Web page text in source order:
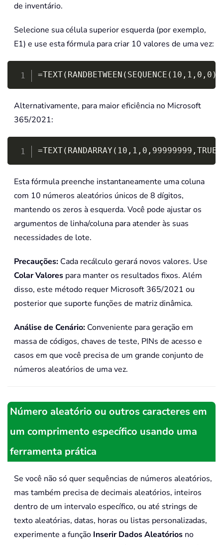
de inventário.
Selecione sua célula superior esquerda (por exemplo,
E1) e use esta fórmula para criar 10 valores de uma vez:
Copy
Alternativamente, para maior eficiência no Microsoft
365/2021:
Copy
Esta fórmula preenche instantaneamente uma coluna
com 10 números aleatórios únicos de 8 dígitos,
mantendo os zeros à esquerda. Você pode ajustar os
argumentos de linha/coluna para atender às suas
necessidades de lote.
Precauções: Cada recálculo gerará novos valores. Use
Colar Valores para manter os resultados fixos. Além
disso, este método requer Microsoft 365/2021 ou
posterior que suporte funções de matriz dinâmica.
Análise de Cenário: Conveniente para geração em
massa de códigos, chaves de teste, PINs de acesso e
casos em que você precisa de um grande conjunto de
números aleatórios de uma vez.
Número aleatório ou outros caracteres em
um comprimento específico usando uma
ferramenta prática
Se você não só quer sequências de números aleatórios,
mas também precisa de decimais aleatórios, inteiros
dentro de um intervalo específico, ou até strings de
texto aleatórias, datas, horas ou listas personalizadas,
experimente a função Inserir Dados Aleatórios no